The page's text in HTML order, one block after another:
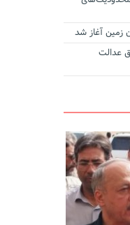
زمین آغاز شد
عدالت